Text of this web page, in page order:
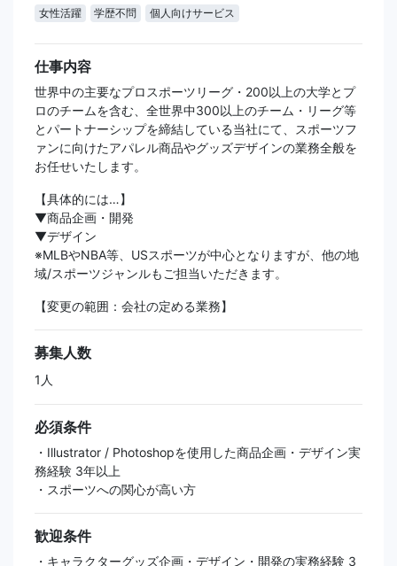
女性活躍 学歴不問 個人向けサービス
仕事内容
世界中の主要なプロスポーツリーグ・200以上の大学とプ
ロのチームを含む、全世界中300以上のチーム・リーグ等
とパートナーシップを締結している当社にて、スポーツフ
ァンに向けたアパレル商品やグッズデザインの業務全般を
お任せいたします。
【具体的には…】
▼商品企画・開発
▼デザイン
※MLBやNBA等、USスポーツが中心となりますが、他の地
域/スポーツジャンルもご担当いただきます。
【変更の範囲：会社の定める業務】
募集人数
1人
必須条件
・Illustrator / Photoshopを使用した商品企画・デザイン実
務経験 3年以上
・スポーツへの関心が高い方
歓迎条件
・キャラクターグッズ企画・デザイン・開発の実務経験 3